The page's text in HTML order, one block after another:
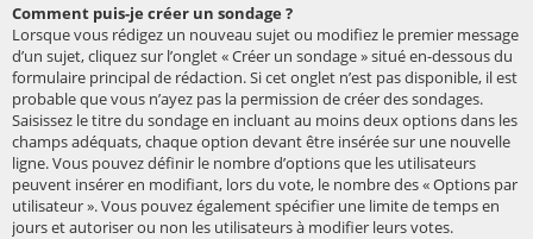
Comment puis-je créer un sondage ?
Lorsque vous rédigez un nouveau sujet ou modifiez le premier message
d’un sujet, cliquez sur l’onglet « Créer un sondage » situé en-dessous du
formulaire principal de rédaction. Si cet onglet n’est pas disponible, il est
probable que vous n’ayez pas la permission de créer des sondages.
Saisissez le titre du sondage en incluant au moins deux options dans les
champs adéquats, chaque option devant être insérée sur une nouvelle
ligne. Vous pouvez définir le nombre d’options que les utilisateurs
peuvent insérer en modifiant, lors du vote, le nombre des « Options par
utilisateur ». Vous pouvez également spécifier une limite de temps en
jours et autoriser ou non les utilisateurs à modifier leurs votes.